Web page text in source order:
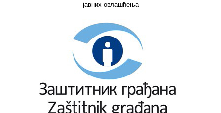
јавних овлашћења